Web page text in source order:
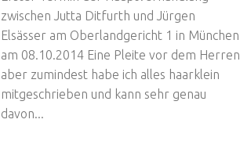
zwischen Jutta Ditfurth und Jürgen
Elsässer am Oberlandgericht 1 in München
am 08.10.2014 Eine Pleite vor dem Herren
aber zumindest habe ich alles haarklein
mitgeschrieben und kann sehr genau
davon...